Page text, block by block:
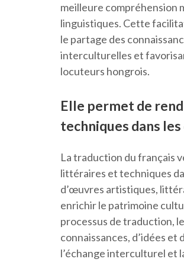
meilleure compréhension
linguistiques. Cette
le partage des
interculturelles et
locuteurs hongrois.
Elle permet de
techniques dans
La traduction du français
littéraires et techniques
d’œuvres artistiques,
enrichir le patrimoine
processus de traduction,
connaissances, d’idées
l’échange interculturel et